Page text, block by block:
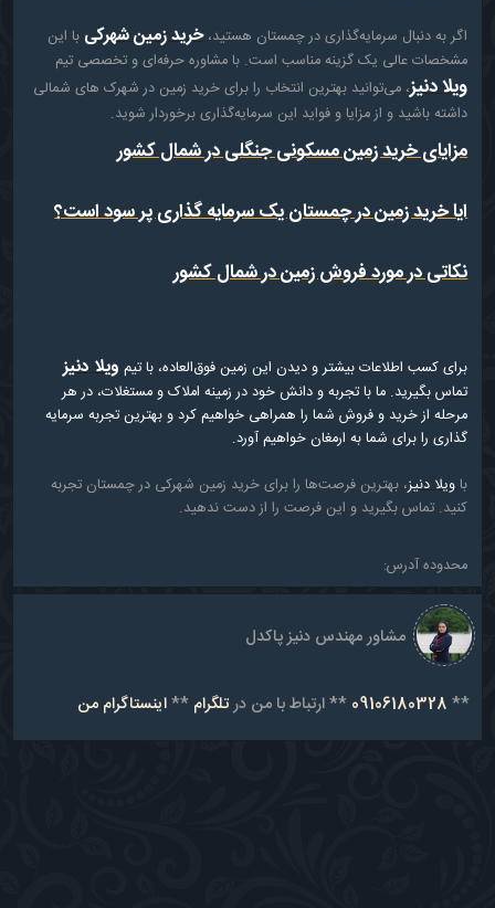
اگر به دنبال سرمایه‌گذاری در چمستان هستید،خرید زمین شهرکی با این
مشخصات عالی یک گزینه مناسب است. با مشاوره حرفه‌ای و تخصصی تیم
ویلا دنیز، می‌توانید بهترین انتخاب را برای خرید زمین در شهرک‌ های شمالی
داشته باشید و از مزایا و فواید این سرمایه‌گذاری برخوردار شوید.
مزایای خرید زمین مسکونی جنگلی در شمال کشور
ایا خرید زمین در چمستان یک سرمایه گذاری پر سود است؟
نکاتی در مورد فروش زمین در شمال کشور
برای کسب اطلاعات بیشتر و دیدن این زمین فوق‌العاده، با تیم ویلا دنیز
تماسبگیرید. ما با تجربه و دانش خود در زمینه املاک و مستغلات، در هر
مرحله از خرید و فروش شما را همراهی خواهیم کرد و بهترین تجربه سرمایه
گذاری را برای شما به ارمغان خواهیم آورد.
با ویلا دنیز، بهترین فرصت‌ها را برای خرید زمین شهرکی در چمستان تجربه
کنید. تماس بگیرید و این فرصت را از دست ندهید.
محدوده آدرس:
مشاور مهندس دنیز پاکدل
**
09106180328 ** ارتباط با من درتلگرام **اینستاگرام من